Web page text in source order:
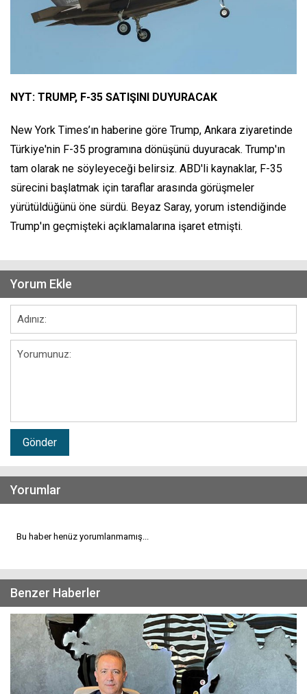
NYT: TRUMP, F-35 SATIŞINI DUYURACAK
New York Times’ın haberine göre Trump, Ankara ziyaretinde
Türkiye'nin F-35 programına dönüşünü duyuracak. Trump'ın
tam olarak ne söyleyeceği belirsiz. ABD'li kaynaklar, F-35
sürecini başlatmak için taraflar arasında görüşmeler
yürütüldüğünü öne sürdü. Beyaz Saray, yorum istendiğinde
Trump'ın geçmişteki açıklamalarına işaret etmişti.
Yorum Ekle
Gönder
Yorumlar
Bu haber henüz yorumlanmamış...
Benzer Haberler